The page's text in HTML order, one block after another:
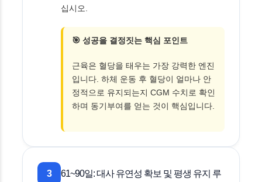
십시오.
🎯 성공을 결정짓는 핵심 포인트
근육은 혈당을 태우는 가장 강력한 엔진
입니다. 하체 운동 후 혈당이 얼마나 안
정적으로 유지되는지 CGM 수치로 확인
하며 동기부여를 얻는 것이 핵심입니다.
3
61~90일: 대사 유연성 확보 및 평생 유지 루